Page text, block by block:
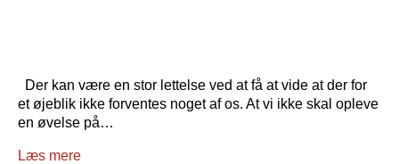
Der kan være en stor lettelse ved at få at vide at der for
et øjeblik ikke forventes noget af os. At vi ikke skal opleve
en øvelse på…
Læs mere